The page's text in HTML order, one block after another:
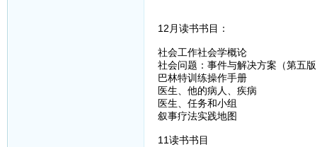
12月读书书目：
社会工作社会学概论
社会问题：事件与解决方案（第五
巴林特训练操作手册
医生、他的病人、疾病
医生、任务和小组
叙事疗法实践地图
11读书书目